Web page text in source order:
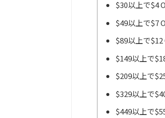
$30以上で$4
$49以上で$7
$89以上で$12
$149以上で
$209以上で
$329以上で
$449以上で